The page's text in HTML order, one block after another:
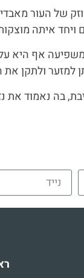
של העור
איתה מוצקות
אף היא
למזער ולתקן
בה נאמוד